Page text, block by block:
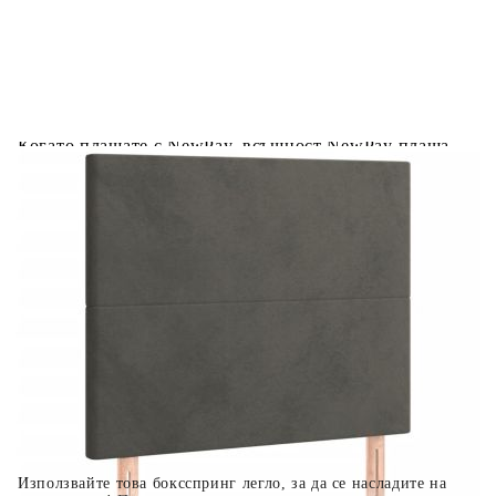
Използвайте това боксспринг легло, за да се насладите на
Когато плащате с NewPay, всъщност NewPay плаща
поръчката Ви вместо Вас. Вие я получавате и
разделя на 3 равни месечни вноски без оскъпяване. За